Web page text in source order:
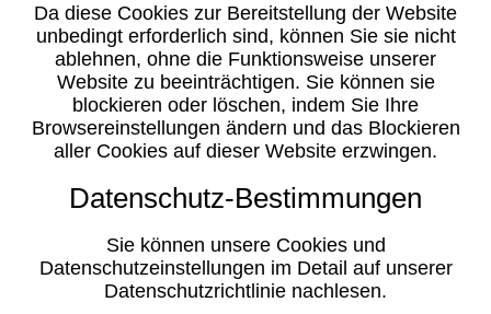
Da diese Cookies zur Bereitstellung der Website
unbedingt erforderlich sind, können Sie sie nicht
ablehnen, ohne die Funktionsweise unserer
Website zu beeinträchtigen. Sie können sie
blockieren oder löschen, indem Sie Ihre
Browsereinstellungen ändern und das Blockieren
aller Cookies auf dieser Website erzwingen.
Datenschutz-Bestimmungen
Sie können unsere Cookies und
Datenschutzeinstellungen im Detail auf unserer
Datenschutzrichtlinie nachlesen.